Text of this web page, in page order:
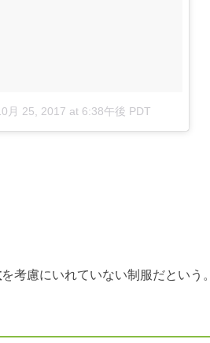
月 25, 2017 at 6:38午後 PDT
を考慮にいれていない制服だという